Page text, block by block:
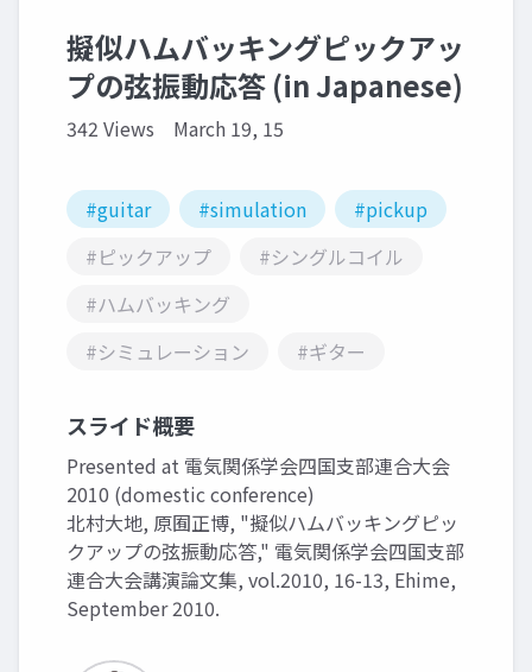
擬似ハムバッキングピックアッ
プの弦振動応答 (in Japanese)
342 Views March 19, 15
#guitar #simulation
#pickup
#ピックアップ
#シングルコイル
#ハムバッキング
#シミュレーション
#ギター
スライド概要
Presented at 電気関係学会四国支部連合大会
2010 (domestic conference)
北村大地, 原囿正博, "擬似ハムバッキングピッ
クアップの弦振動応答," 電気関係学会四国支部
連合大会講演論文集, vol.2010, 16-13, Ehime,
September 2010.